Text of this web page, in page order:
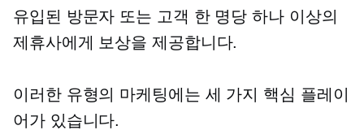
유입된 방문자 또는 고객 한 명당 하나 이상의
제휴사에게 보상을 제공합니다.
이러한 유형의 마케팅에는 세 가지 핵심 플레이
어가 있습니다.